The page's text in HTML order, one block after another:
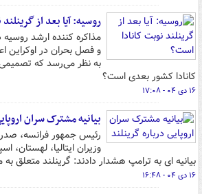
روسیه: آیا بعد از
مذاکره کننده ارشد
و فصل بحران در اوکراین
به نظر می‌رسد که
کانادا کشور بعدی است؟
۱۶ دی ۰۴ - ۱۷:۰۸
بیانیه مشترک سران
رئیس جمهور فرانسه،
وزیران ایتالیا، لهستان،
بیانیه ای به ترامپ هشدار دادند: گرینلند متعلق
۱۶ دی ۰۴ - ۱۶:۴۸